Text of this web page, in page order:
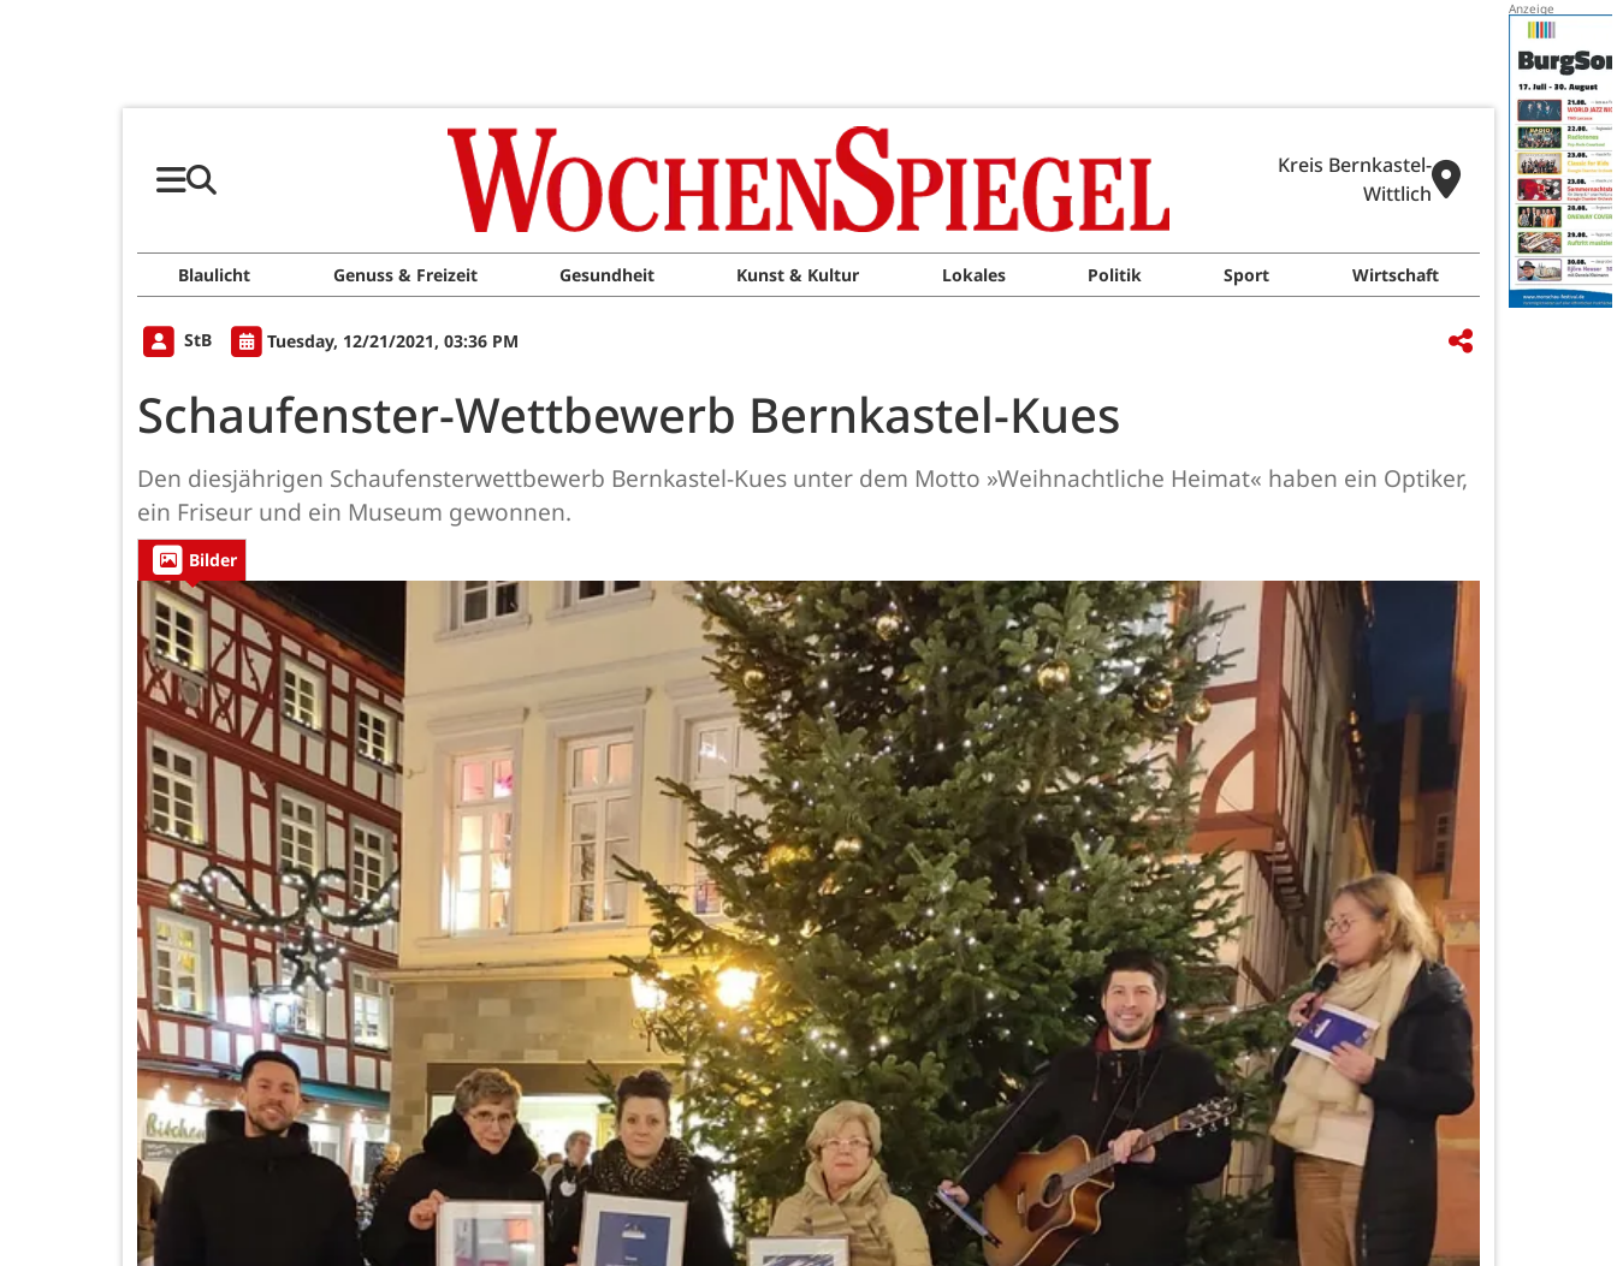
Kreis Bernkastel-
Wittlich
Blaulicht Genuss & Freizeit Gesundheit Kunst & Kultur Lokales Politik Sport Wirtschaft
StB Tuesday, 12/21/2021, 03:36 PM
Schaufenster-Wettbewerb Bernkastel-Kues
Den diesjährigen Schaufensterwettbewerb Bernkastel-Kues unter dem Motto »Weihnachtliche Heimat« haben ein Optiker,
ein Friseur und ein Museum gewonnen.
Bilder